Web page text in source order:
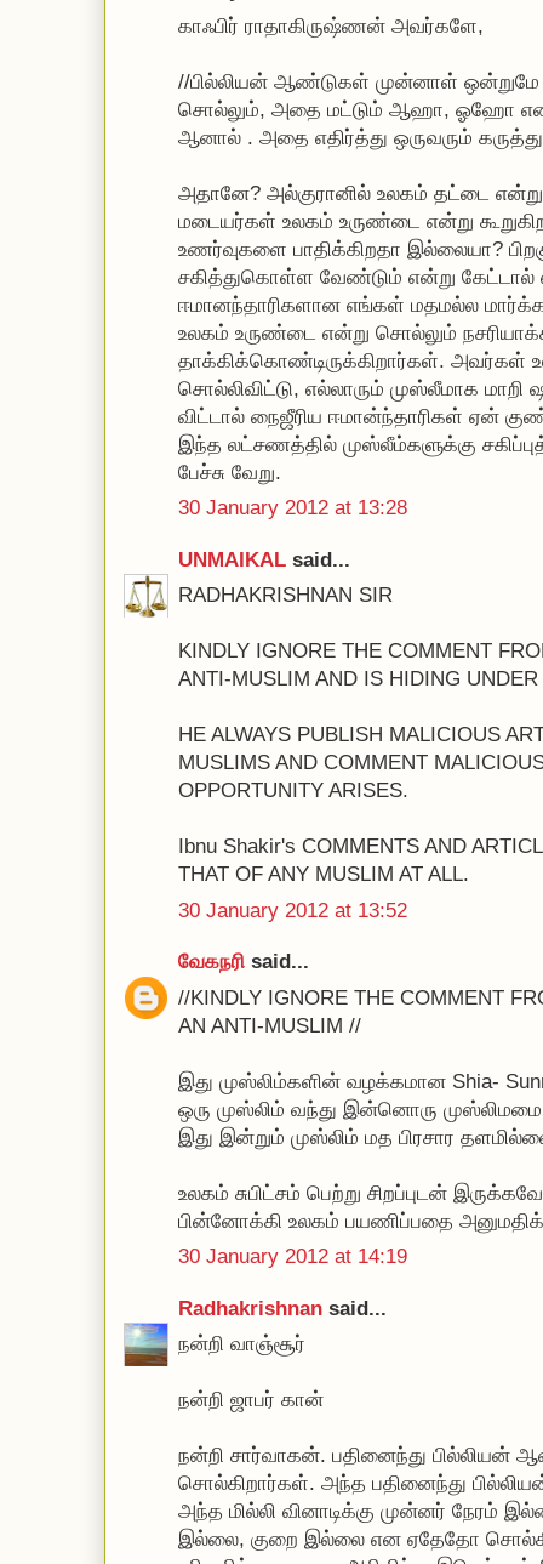
காஃபிர் ராதாகிருஷ்ணன் அவர்களே,
//பில்லியன் ஆண்டுகள் முன்னாள்
சொல்லும், அதை மட்டும் ஆஹா, ஓஹோ
ஆனால் . அதை எதிர்த்து ஒருவரும்
அதானே? அல்குரானில் உலகம் தட்டை என்று
மடையர்கள் உலகம் உருண்டை என்று
உணர்வுகளை பாதிக்கிறதா இல்லையா?
சகித்துகொள்ள வேண்டும் என்று கேட்டால்
ஈமானந்தாரிகளான எங்கள் மதமல்ல
உலகம் உருண்டை என்று சொல்லும்
தாக்கிக்கொண்டிருக்கிறார்கள். அவர்கள்
சொல்லிவிட்டு, எல்லாரும் முஸ்லீமாக
விட்டால் நைஜீரிய ஈமான்ந்தாரிகள் ஏன்
இந்த லட்சணத்தில் முஸ்லீம்களுக்கு
பேச்சு வேறு.
30 January 2012 at 13:28
UNMAIKAL said...
RADHAKRISHNAN SIR
KINDLY IGNORE THE COMMENT
ANTI-MUSLIM AND IS HIDING
HE ALWAYS PUBLISH MALICIOUS
MUSLIMS AND COMMENT
OPPORTUNITY ARISES.
Ibnu Shakir's COMMENTS AND
THAT OF ANY MUSLIM AT ALL.
30 January 2012 at 13:52
வேகநரி said...
//KINDLY IGNORE THE COMMENT
AN ANTI-MUSLIM //
இது முஸ்லிம்களின் வழக்கமான Shia-
ஒரு முஸ்லிம் வந்து இன்னொரு முஸ்லிமமை
இது இன்றும் முஸ்லிம் மத பிரசார
உலகம் சுபிட்சம் பெற்று சிறப்புடன்
பின்னோக்கி உலகம் பயணிப்பதை
30 January 2012 at 14:19
Radhakrishnan said...
நன்றி வாஞ்சூர்
நன்றி ஜாபர் கான்
நன்றி சார்வாகன். பதினைந்து
சொல்கிறார்கள். அந்த பதினைந்து
அந்த மில்லி வினாடிக்கு முன்னர் நேரம்
இல்லை, குறை இல்லை என ஏதேதோ